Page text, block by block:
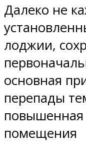
Далеко не
лоджии,
основная
перепады
повышенная
помещения